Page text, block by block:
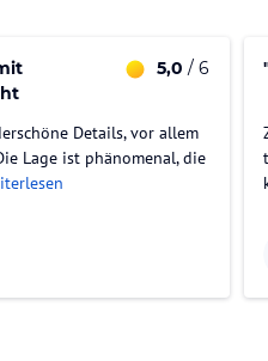
5,0 / 6
Details, vor allem
Lage ist phänomenal, die